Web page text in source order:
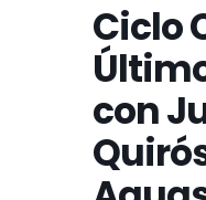
Ciclo
con